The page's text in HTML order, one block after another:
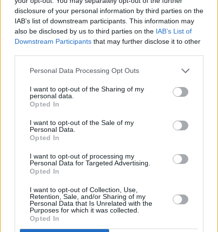
disclosure of your personal information by third parties on the
IAB’s list of downstream participants. This information may
also be disclosed by us to third parties on the IAB’s List of
Downstream Participants that may further disclose it to other
Personal Data Processing Opt Outs
I want to opt-out of the Sharing of my
personal data.
Opted In
I want to opt-out of the Sale of my
Personal Data.
Opted In
I want to opt-out of processing my
Personal Data for Targeted Advertising.
Opted In
I want to opt-out of Collection, Use,
Retention, Sale, and/or Sharing of my
Personal Data that Is Unrelated with the
Purposes for which it was collected.
Opted In
Ο κ. Μυτιληναίος, σε ερώτηση για την πρόθεση της
Εταιρείας να εισαχθεί στο Χρηματιστήριο του
Λονδίνου, σημείωσε πως είναι η σωστή κίνηση,
σημειώνοντας πως περίμενει μέχρι το 2028 το
EBITDA θα φτάσει πάνω από τα 2 δισ. ευρώ.